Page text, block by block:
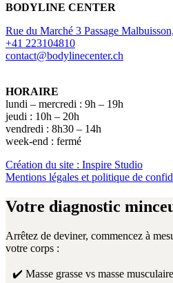
BODYLINE CENTER
Rue du Marché 3 Passage
+41 223104810
contact@bodylinecenter.ch
HORAIRE
lundi – mercredi : 9h – 19h
jeudi : 10h – 20h
vendredi : 8h30 – 14h
week-end : fermé
Création du site : Inspire Studio
Mentions légales et politique de
Votre diagnostic
Arrêtez de deviner, commencez à
votre corps :
✔️ Masse grasse vs masse